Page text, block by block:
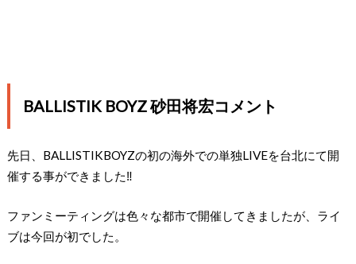
BALLISTIK BOYZ 砂田将宏コメント
先日、BALLISTIKBOYZの初の海外での単独LIVEを台北にて開
催する事ができました‼︎
ファンミーティングは色々な都市で開催してきましたが、ライ
ブは今回が初でした。